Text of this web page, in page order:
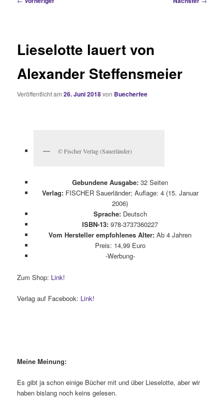
Lieselotte lauert von
Alexander Steffensmeier
Veröffentlicht am26. Juni 2018von Buecherfee
© Fischer Verlag (Sauerländer)
Gebundene Ausgabe: 32 Seiten
Verlag:FISCHER Sauerländer; Auflage: 4 (15. Januar
2006)
Sprache:Deutsch
ISBN-13: 978-3737360227
Vom Hersteller empfohlenes Alter: Ab 4 Jahren
Preis: 14,99 Euro
-Werbung-
Zum Shop: Link!
Verlag auf Facebook: Link!
Meine Meinung:
Es gibt ja schon einige Bücher mit und über Lieselotte, aber wir
haben bislang noch keins gelesen.